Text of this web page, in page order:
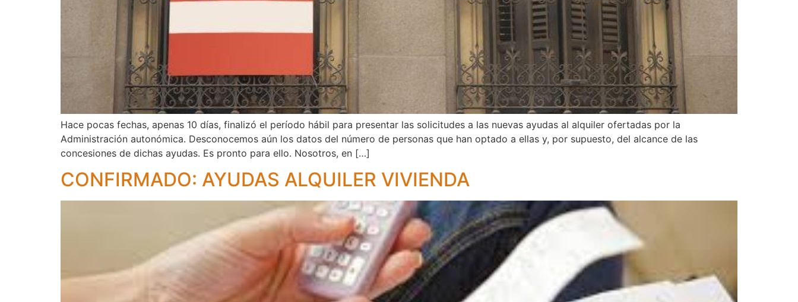
Hace pocas fechas, apenas 10 días, finalizó el período hábil para presentar las solicitudes a las nuevas ayudas al alquiler ofertadas por la
Administración autonómica. Desconocemos aún los datos del número de personas que han optado a ellas y, por supuesto, del alcance de las
concesiones de dichas ayudas. Es pronto para ello. Nosotros, en […]
CONFIRMADO: AYUDAS ALQUILER VIVIENDA